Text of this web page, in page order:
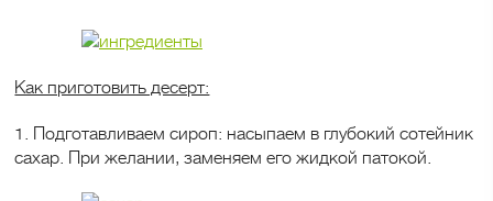
Как приготовить десерт:
1. Подготавливаем сироп: насыпаем в глубокий сотейник
сахар. При желании, заменяем его жидкой патокой.